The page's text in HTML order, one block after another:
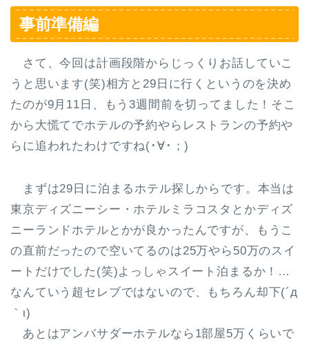
事前準備編
さて、今回は計画段階からじっくりお話していこ
うと思います(笑)相方と29日に行くというのを決め
たのが9月11日、もう3週間前を切ってました！そこ
から大慌てでホテルの予約やらレストランの予約や
らに追われたわけですね(･∀･；)
まずは29日に泊まるホテル探しからです。本当は
東京ディズニーシー・ホテルミラコスタとかディズ
ニーランドホテルとかが良かったんですが、もうこ
の直前だったので空いてるのは25万やら50万のスイ
ートだけでした(笑)よっしゃスイート泊まるか！…
なんていう超セレブではないので、もちろん却下(´д
｀ι)
あとはアンバサダーホテルなら1部屋5万くらいで